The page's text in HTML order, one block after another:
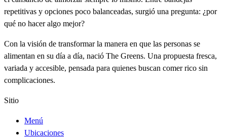
repetitivas y opciones poco balanceadas, surgió una pregunta: ¿por
qué no hacer algo mejor?
Con la visión de transformar la manera en que las personas se
alimentan en su día a día, nació The Greens. Una propuesta fresca,
variada y accesible, pensada para quienes buscan comer rico sin
complicaciones.
Sitio
Menú
Ubicaciones